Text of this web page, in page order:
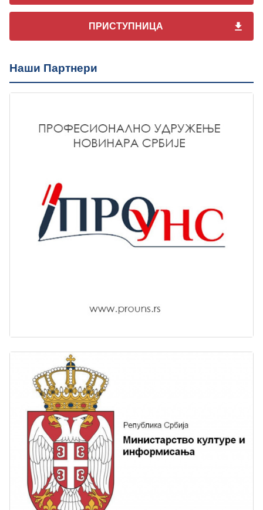
ПРИСТУПНИЦА
Наши Партнери